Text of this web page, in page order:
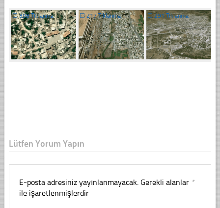
☐308 Tıklanma ☐217 Tıklanma ☐291 Tıklanma
Lütfen Yorum Yapın
E-posta adresiniz yayınlanmayacak. Gerekli alanlar *
ile işaretlenmişlerdir